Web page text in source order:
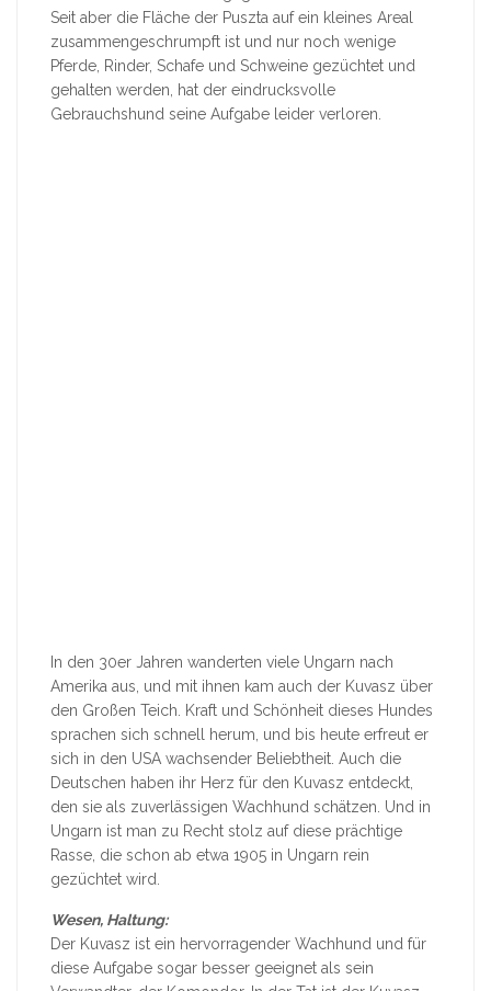
Seit aber die Fläche der Puszta auf ein kleines Areal
zusammengeschrumpft ist und nur noch wenige
Pferde, Rinder, Schafe und Schweine gezüchtet und
gehalten werden, hat der eindrucksvolle
Gebrauchshund seine Aufgabe leider verloren.
In den 30er Jahren wanderten viele Ungarn nach
Amerika aus, und mit ihnen kam auch der Kuvasz über
den Großen Teich. Kraft und Schönheit dieses Hundes
sprachen sich schnell herum, und bis heute erfreut er
sich in den USA wachsender Beliebtheit. Auch die
Deutschen haben ihr Herz für den Kuvasz entdeckt,
den sie als zuverlässigen Wachhund schätzen. Und in
Ungarn ist man zu Recht stolz auf diese prächtige
Rasse, die schon ab etwa 1905 in Ungarn rein
gezüchtet wird.
Wesen, Haltung:
Der Kuvasz ist ein hervorragender Wachhund und für
diese Aufgabe sogar besser geeignet als sein